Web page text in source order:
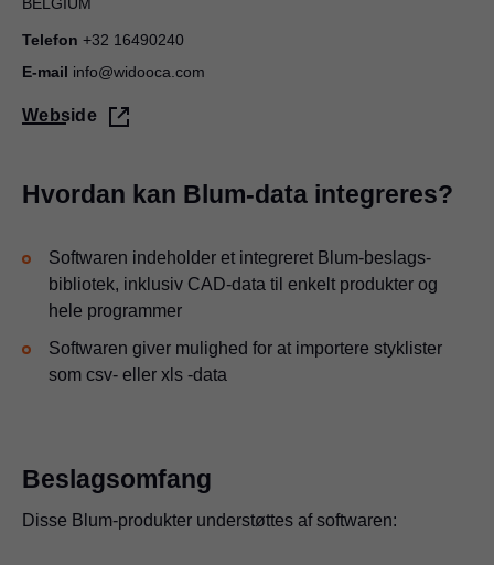
Telefon +32 16490240
E-mail info@widooca.com
Webside
Hvordan kan Blum-data integreres?
Softwaren indeholder et integreret Blum-beslags-
bibliotek, inklusiv CAD-data til enkelt produkter og
hele programmer
Softwaren giver mulighed for at importere styklister
som csv- eller xls -data
Beslagsomfang
Disse Blum-produkter understøttes af softwaren: